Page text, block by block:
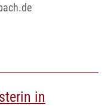
in